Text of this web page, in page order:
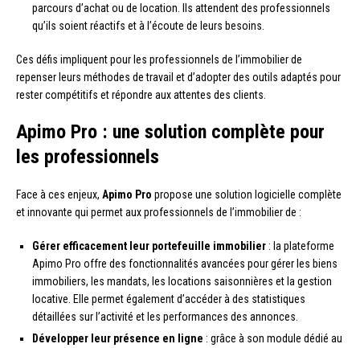
parcours d’achat ou de location. Ils attendent des professionnels
qu’ils soient réactifs et à l’écoute de leurs besoins.
Ces défis impliquent pour les professionnels de l’immobilier de
repenser leurs méthodes de travail et d’adopter des outils adaptés pour
rester compétitifs et répondre aux attentes des clients.
Apimo Pro : une solution complète pour
les professionnels
Face à ces enjeux, Apimo Pro propose une solution logicielle complète
et innovante qui permet aux professionnels de l’immobilier de :
Gérer efficacement leur portefeuille immobilier : la plateforme
Apimo Pro offre des fonctionnalités avancées pour gérer les biens
immobiliers, les mandats, les locations saisonnières et la gestion
locative. Elle permet également d’accéder à des statistiques
détaillées sur l’activité et les performances des annonces.
Développer leur présence en ligne : grâce à son module dédié au